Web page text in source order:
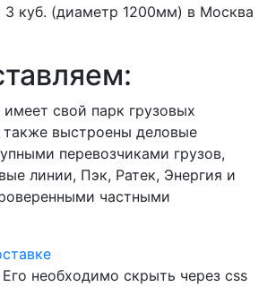
3 куб. (диаметр 1200мм) в Москва
свой парк грузовых
выстроены деловые
перевозчиками грузов,
линии, Пэк, Ратек, Энергия и
частными
необходимо скрыть через css